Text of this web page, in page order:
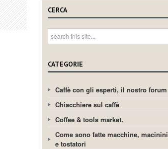
CERCA
CATEGORIE
Caffè con gli esperti, il nostro forum
Chiacchiere sul caffè
Coffee & tools market.
Come sono fatte macchine, macinini
e tostatori